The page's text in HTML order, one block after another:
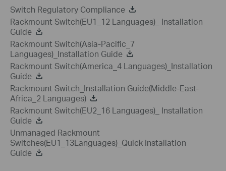
Switch Regulatory Compliance
Rackmount Switch(EU1_12 Languages)_ Installation
Guide
Rackmount Switch(Asia-Pacific_7
Languages)_Installation Guide
Rackmount Switch(America_4 Languages)_Installation
Guide
Rackmount Switch_Installation Guide(Middle-East-
Africa_2 Languages)
Rackmount Switch(EU2_16 Languages)_ Installation
Guide
Unmanaged Rackmount
Switches(EU1_13Languages)_Quick Installation
Guide